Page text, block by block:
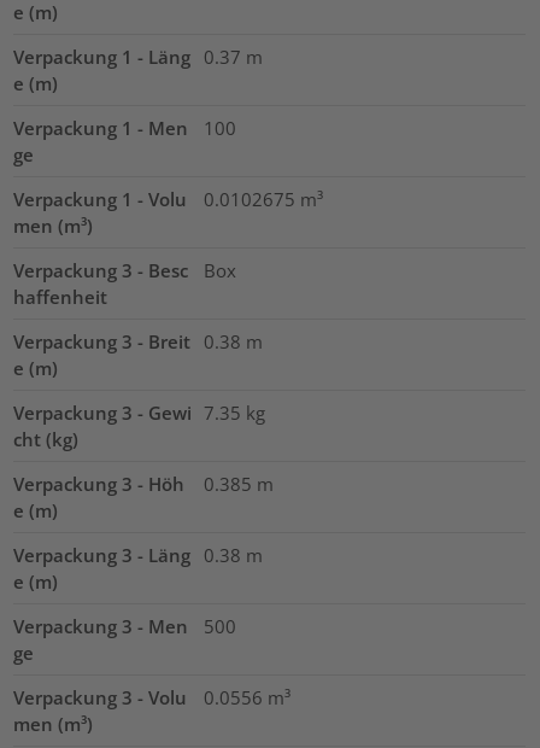
e (m)
Verpackung 1 - Läng
e (m)
0.37 m
Verpackung 1 - Men
ge
100
Verpackung 1 - Volu
men (m³)
0.0102675 m³
Verpackung 3 - Besc
haffenheit
Box
Verpackung 3 - Breit
e (m)
0.38 m
Verpackung 3 - Gewi
cht (kg)
7.35 kg
Verpackung 3 - Höh
e (m)
0.385 m
Verpackung 3 - Läng
e (m)
0.38 m
Verpackung 3 - Men
ge
500
Verpackung 3 - Volu
men (m³)
0.0556 m³